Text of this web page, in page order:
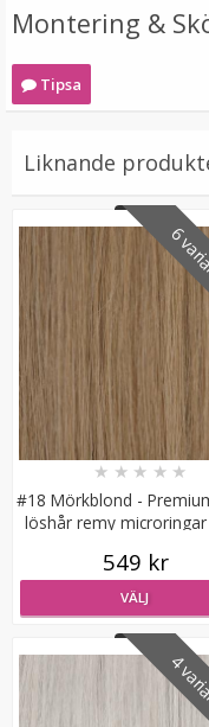
#6 Mellanbrun -
Montering &
Tipsa
Liknande
6
#18 Mörkblond -
löshår remy
★ ★ ★ ★ ★
549 kr
VÄLJ
4